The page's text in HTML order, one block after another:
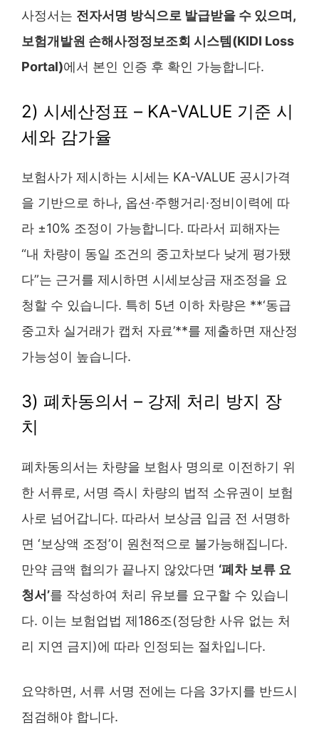
사정서는 전자서명 방식으로 발급받을 수 있으며,
보험개발원 손해사정정보조회 시스템(KIDI Loss
Portal)에서 본인 인증 후 확인 가능합니다.
2) 시세산정표 – KA-VALUE 기준 시
세와 감가율
보험사가 제시하는 시세는 KA-VALUE 공시가격
을 기반으로 하나, 옵션·주행거리·정비이력에 따
라 ±10% 조정이 가능합니다. 따라서 피해자는
“내 차량이 동일 조건의 중고차보다 낮게 평가됐
다”는 근거를 제시하면 시세보상금 재조정을 요
청할 수 있습니다. 특히 5년 이하 차량은 **‘동급
중고차 실거래가 캡처 자료’**를 제출하면 재산정
가능성이 높습니다.
3) 폐차동의서 – 강제 처리 방지 장
치
폐차동의서는 차량을 보험사 명의로 이전하기 위
한 서류로, 서명 즉시 차량의 법적 소유권이 보험
사로 넘어갑니다. 따라서 보상금 입금 전 서명하
면 ‘보상액 조정’이 원천적으로 불가능해집니다.
만약 금액 협의가 끝나지 않았다면 ‘폐차 보류 요
청서’를 작성하여 처리 유보를 요구할 수 있습니
다. 이는 보험업법 제186조(정당한 사유 없는 처
리 지연 금지)에 따라 인정되는 절차입니다.
요약하면, 서류 서명 전에는 다음 3가지를 반드시
점검해야 합니다.